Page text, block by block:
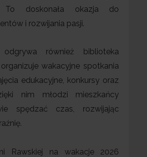
To doskonała okazja do
i rozwijania pasji.
również biblioteka
wakacyjne spotkania
edukacyjne, konkursy oraz
nim młodzi mieszkańcy
spędzać czas, rozwijając
Rawskiej na wakacje 2026